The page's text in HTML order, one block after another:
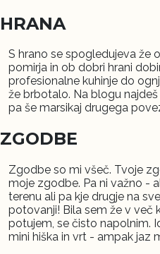
HRANA
S hrano se spogledujeva že
pomirja in ob dobri hrani
profesionalne kuhinje do
že brbotalo. Na blogu najdeš
pa še marsikaj drugega
ZGODBE
Zgodbe so mi všeč. Tvoje
moje zgodbe. Pa ni važno -
terenu ali pa kje drugje na
potovanji! Bila sem že v več
potujem, se čisto napolnim.
mini hiška in vrt - ampak jaz